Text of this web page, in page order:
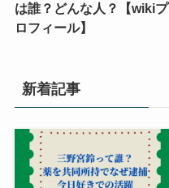
は誰？どんな人？【wikiプ
ロフィール】
新着記事